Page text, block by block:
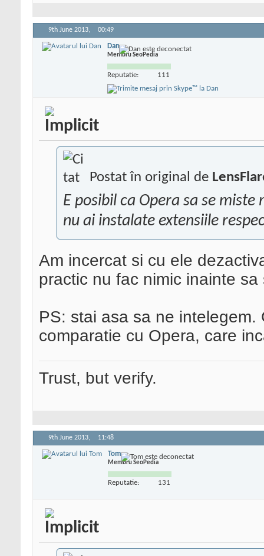
9th June 2013, 00:49
Dan
Membru SeoPedia
Reputatie: 111
Postat în original de
E posibil ca Opera sa se
nu ai instalate extensiile
Am incercat si cu ele
practic nu fac nimic inainte
PS: stai asa sa ne
comparatie cu Opera, care
Trust, but verify.
9th June 2013, 11:48
Tom
Membru SeoPedia
Reputatie: 131